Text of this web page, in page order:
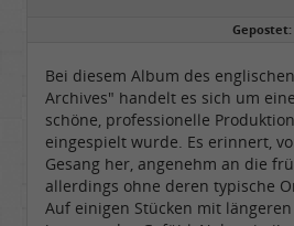
Gepostet:
Bei diesem Album des
Archives" handelt es sich um
schöne, professionelle
eingespielt wurde. Es erinnert,
Gesang her, angenehm an die
allerdings ohne deren typische
Auf einigen Stücken mit